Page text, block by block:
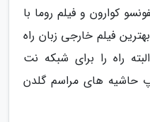
کوارون و فیلم روما با
فیلم خارجی زبان راه
راه را برای شبکه نت
حاشیه های مراسم گلدن